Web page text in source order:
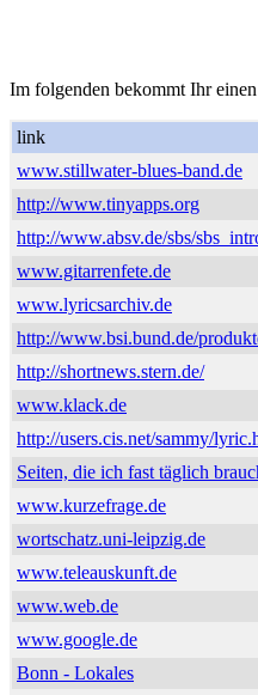
Im folgenden bekommt Ihr
link
www.stillwater-blues-band.de
http://www.tinyapps.org
http://www.absv.de/sbs/
www.gitarrenfete.de
www.lyricsarchiv.de
http://www.bsi.bund.de/
http://shortnews.stern.de/
www.klack.de
http://users.cis.net/sammy/
Seiten, die ich fast täglich
www.kurzefrage.de
wortschatz.uni-leipzig.de
www.teleauskunft.de
www.web.de
www.google.de
Bonn - Lokales